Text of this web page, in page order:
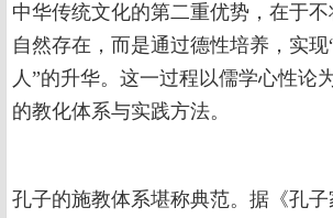
中华传统文化的第二重优势，在于不
自然存在，而是通过德性培养，实现
人”的升华。这一过程以儒学心性论
的教化体系与实践方法。
孔子的施教体系堪称典范。据《孔子